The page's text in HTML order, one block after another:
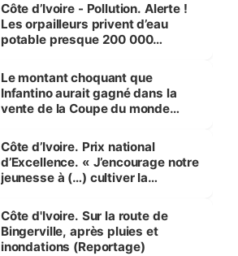
Côte d’Ivoire - Pollution. Alerte !
Les orpailleurs privent d’eau
potable presque 200 000
Le montant choquant que
Infantino aurait gagné dans la
vente de la Coupe du monde
Côte d’Ivoire. Prix national
d’Excellence. « J’encourage notre
jeunesse à (…) cultiver la
(Alassane Ouattara
Côte d'Ivoire. Sur la route de
Bingerville, après pluies et
inondations (Reportage)